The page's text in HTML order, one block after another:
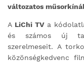
változatos
A LiChi TV a
és számos új
szerelmeseit. A
közönségkedvenc